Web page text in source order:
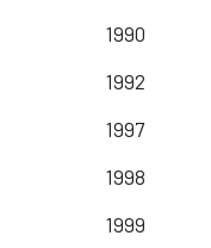
1990
1992
1997
1998
1999